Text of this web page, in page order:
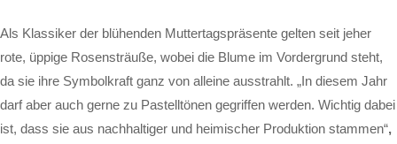
Als Klassiker der blühenden Muttertagspräsente gelten seit jeher
rote, üppige Rosensträuße, wobei die Blume im Vordergrund steht,
da sie ihre Symbolkraft ganz von alleine ausstrahlt. „In diesem Jahr
darf aber auch gerne zu Pastelltönen gegriffen werden. Wichtig dabei
ist, dass sie aus nachhaltiger und heimischer Produktion stammen“,